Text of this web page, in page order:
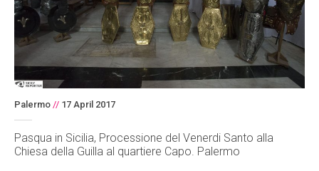
Palermo // 17 April 2017
Pasqua in Sicilia, Processione del Venerdi Santo alla
Chiesa della Guilla al quartiere Capo. Palermo